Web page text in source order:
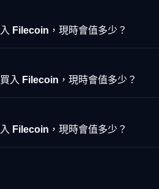
Filecoin，現時會值多少？
入 Filecoin，現時會值多少？
Filecoin，現時會值多少？